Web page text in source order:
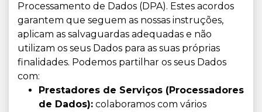
Processamento de Dados (DPA). Estes acordos
garantem que seguem as nossas instruções,
aplicam as salvaguardas adequadas e não
utilizam os seus Dados para as suas próprias
finalidades. Podemos partilhar os seus Dados
com:
Prestadores de Serviços (Processadores
de Dados): colaboramos com vários